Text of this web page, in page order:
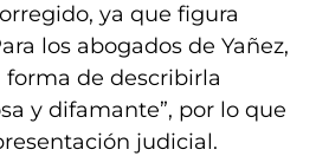
ya que figura
los abogados de Yañez,
de describirla
y difamante”, por lo que
judicial.